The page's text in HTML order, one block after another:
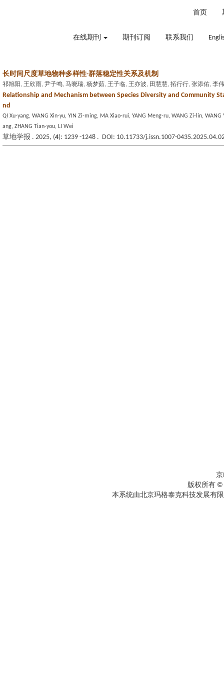
首页
在线期刊 期刊订阅 联系我们
长时间尺度草地物种多样性-群落稳定性关系及机制
祁旭阳, 王欣雨, 尹子鸣, 马晓瑞, 杨梦茹, 王子临, 王亦波, 田慧慧, 拓行行, 张添佑, 李伟
Relationship and Mechanism between Species Diversity and Community
nd
QI Xu-yang, WANG Xin-yu, YIN Zi-ming, MA Xiao-rui, YANG Meng-ru, WANG Zi-lin, WANG
ang, ZHANG Tian-you, LI Wei
草地学报 . 2025, (4): 1239 -1248 . DOI: 10.11733/j.issn.1007-
京
版权所有 ©
本系统由北京玛格泰克科技发展有